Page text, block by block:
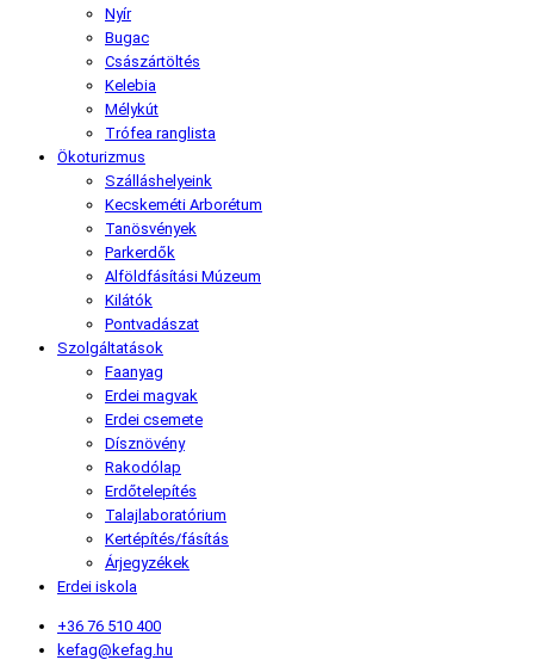
Nyír
Bugac
Császártöltés
Kelebia
Mélykút
Trófea ranglista
Ökoturizmus
Szálláshelyeink
Kecskeméti Arborétum
Tanösvények
Parkerdők
Alföldfásítási Múzeum
Kilátók
Pontvadászat
Szolgáltatások
Faanyag
Erdei magvak
Erdei csemete
Dísznövény
Rakodólap
Erdőtelepítés
Talajlaboratórium
Kertépítés/fásítás
Árjegyzékek
Erdei iskola
+36 76 510 400
kefag@kefag.hu